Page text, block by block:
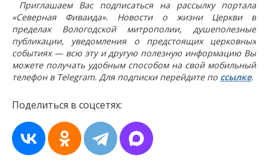
Приглашаем Вас подписаться на рассылку портала
«Северная Фиваида». Новости о жизни Церкви в
пределах Вологодской митрополии, душеполезные
публикации, уведомления о предстоящих церковных
событиях — всю эту и другую полезную информацию Вы
можете получать удобным способом на свой мобильный
телефон в Telegram. Для подписки перейдите по ссылке.
Поделиться в соцсетях: